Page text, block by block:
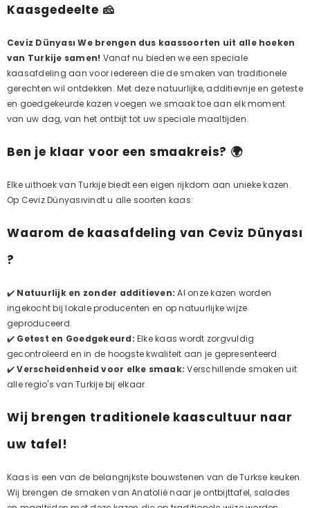
Kaasgedeelte 🧀
Ceviz Dünyası We brengen dus kaassoorten uit alle hoeken
van Turkije samen! Vanaf nu bieden we een speciale
kaasafdeling aan voor iedereen die de smaken van traditionele
gerechten wil ontdekken. Met deze natuurlijke, additievrije en geteste
en goedgekeurde kazen voegen we smaak toe aan elk moment
van uw dag, van het ontbijt tot uw speciale maaltijden.
Ben je klaar voor een smaakreis? 🌍
Elke uithoek van Turkije biedt een eigen rijkdom aan unieke kazen.
Op Ceviz Dünyasıvindt u alle soorten kaas:
Waarom de kaasafdeling van Ceviz Dünyası
?
✔️ Natuurlijk en zonder additieven: Al onze kazen worden
ingekocht bij lokale producenten en op natuurlijke wijze
geproduceerd.
✔️ Getest en Goedgekeurd: Elke kaas wordt zorgvuldig
gecontroleerd en in de hoogste kwaliteit aan je gepresenteerd.
✔️Verscheidenheid voor elke smaak: Verschillende smaken uit
alle regio's van Turkije bij elkaar.
Wij brengen traditionele kaascultuur naar
uw tafel!
Kaas is een van de belangrijkste bouwstenen van de Turkse keuken.
Wij brengen de smaken van Anatolië naar je ontbijttafel, salades